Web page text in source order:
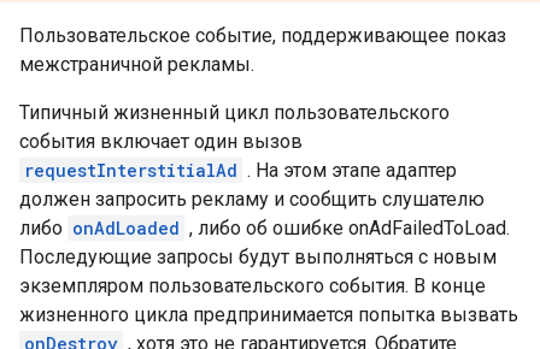
Пользовательское событие, поддерживающее показ
межстраничной рекламы.
Типичный жизненный цикл пользовательского
события включает один вызов
requestInterstitialAd . На этом этапе адаптер
должен запросить рекламу и сообщить слушателю
либо onAdLoaded , либо об ошибке onAdFailedToLoad.
Последующие запросы будут выполняться с новым
экземпляром пользовательского события. В конце
жизненного цикла предпринимается попытка вызвать
onDestroy , хотя это не гарантируется. Обратите